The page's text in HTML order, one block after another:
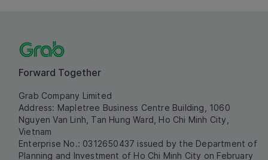
Forward Together
Grab Company Limited
Address: Mapletree Business Centre Building, 1060
Nguyen Van Linh, Tan Hung Ward, Ho Chi Minh City,
Vietnam
Enterprise No.: 0312650437 issued by the Department of
Planning and Investment of Ho Chi Minh City on February